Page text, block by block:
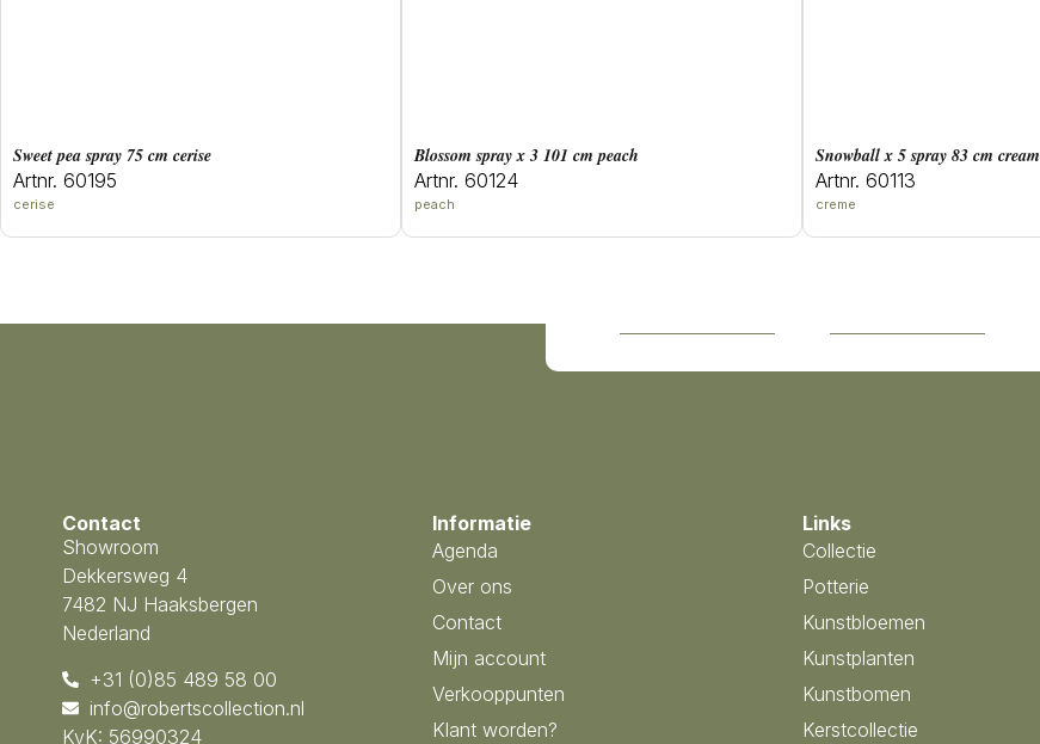
sweet pea spray 75 cm cerise
Artnr. 60195
cerise
blossom spray x 3 101 cm peach
Artnr. 60124
peach
snowball x 5 spray 83 cm cream
Artnr. 60113
creme
Contact
Showroom
Dekkersweg 4
7482 NJ Haaksbergen
Nederland
+31 (0)85 489 58 00
info@robertscollection.nl
KvK: 56990324
Informatie
Agenda
Over ons
Contact
Mijn account
Verkooppunten
Klant worden?
Links
Collectie
Potterie
Kunstbloemen
Kunstplanten
Kunstbomen
Kerstcollectie